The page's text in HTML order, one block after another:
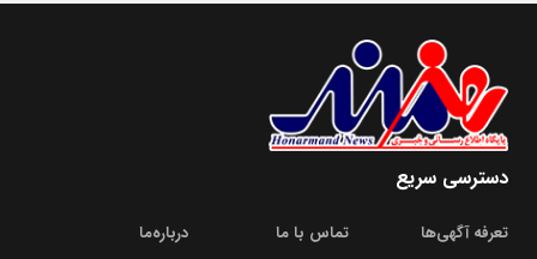
دسترسی سریع
تعرفه آگهی‌ها تماس با ما درباره‌‌ما